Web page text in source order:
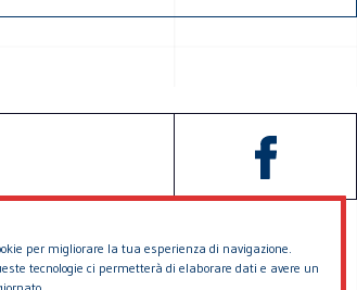
per migliorare la tua esperienza di navigazione.
tecnologie ci permetterà di elaborare dati e avere un